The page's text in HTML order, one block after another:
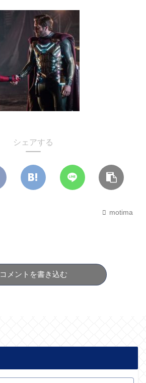
シェアする
motima
コメントを書き込む